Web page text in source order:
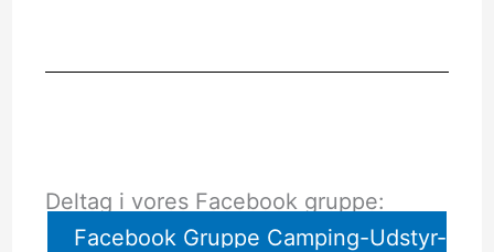
Deltag i vores Facebook gruppe:
Facebook Gruppe Camping-Udstyr-